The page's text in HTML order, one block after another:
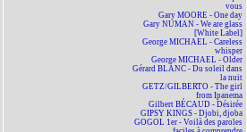
vous
Gary MOORE - One day
Gary NUMAN - We are glass
[White Label]
George MICHAEL - Careless
whisper
George MICHAEL - Older
Gérard BLANC - Du soleil dans
la nuit
GETZ/GILBERTO - The girl
from Ipanema
Gilbert BÉCAUD - Désirée
GIPSY KINGS - Djobi, djoba
GOGOL 1er - Voilà des paroles